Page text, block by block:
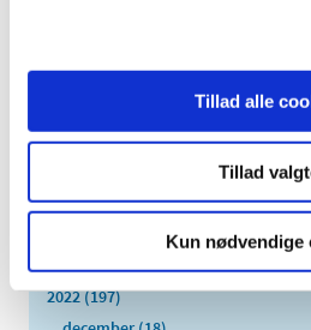
Tillad alle
Tillad
Kun nødvendige
TID
2025 (158)
2022 (197)